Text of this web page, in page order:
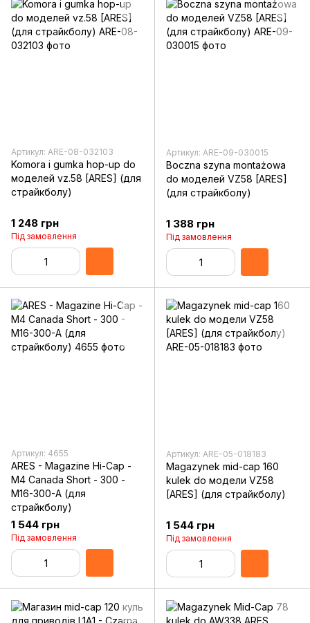
Артикул: ARE-08-032103
Komora i gumka hop-up do
моделей vz.58 [ARES] (для
страйкболу)
1 248 грн
Під замовлення
Артикул: ARE-09-030015
Boczna szyna montażowa
do моделей VZ58 [ARES]
(для страйкболу)
1 388 грн
Під замовлення
Артикул: 4655
ARES - Magazine Hi-Cap -
M4 Canada Short - 300 -
M16-300-A (для
страйкболу)
1 544 грн
Під замовлення
Артикул: ARE-05-018183
Magazynek mid-cap 160
kulek do модели VZ58
[ARES] (для страйкболу)
1 544 грн
Під замовлення